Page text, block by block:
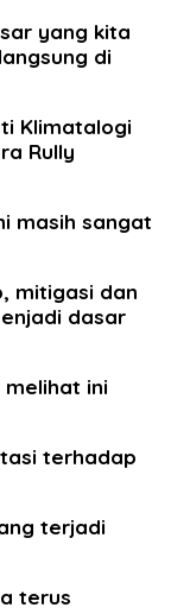
yang kita
di
Klimatalogi
Rully
masih sangat
mitigasi dan
dasar
ini
terhadap
terjadi
terus